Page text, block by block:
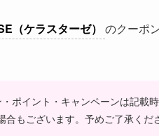
（ケラスターゼ） のクーポ
ポイント・キャンペーンは記載時
もございます。予めご了承くだ